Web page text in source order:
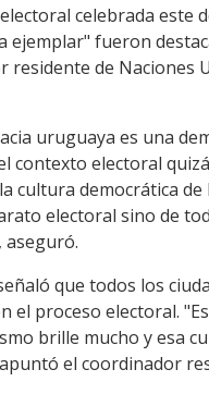
celebrada este
ejemplar" fueron
residente de Naciones
uruguaya es una
contexto electoral
cultura democrática de
electoral sino de
aseguró.
que todos los
el proceso electoral.
brille mucho y esa
el coordinador